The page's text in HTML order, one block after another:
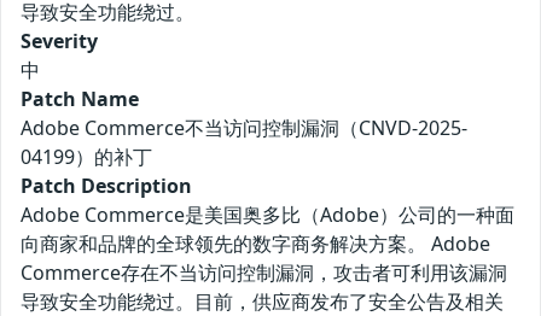
导致安全功能绕过。
Severity
中
Patch Name
Adobe Commerce不当访问控制漏洞（CNVD-2025-
04199）的补丁
Patch Description
Adobe Commerce是美国奥多比（Adobe）公司的一种面
向商家和品牌的全球领先的数字商务解决方案。 Adobe
Commerce存在不当访问控制漏洞，攻击者可利用该漏洞
导致安全功能绕过。目前，供应商发布了安全公告及相关